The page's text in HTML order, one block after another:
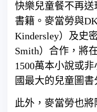
快樂兒童餐不再
書籍。麥當勞與
Kindersley）及史
Smith）合作，將
1500萬本小說或
國最大的兒童圖書
此外，麥當勞也